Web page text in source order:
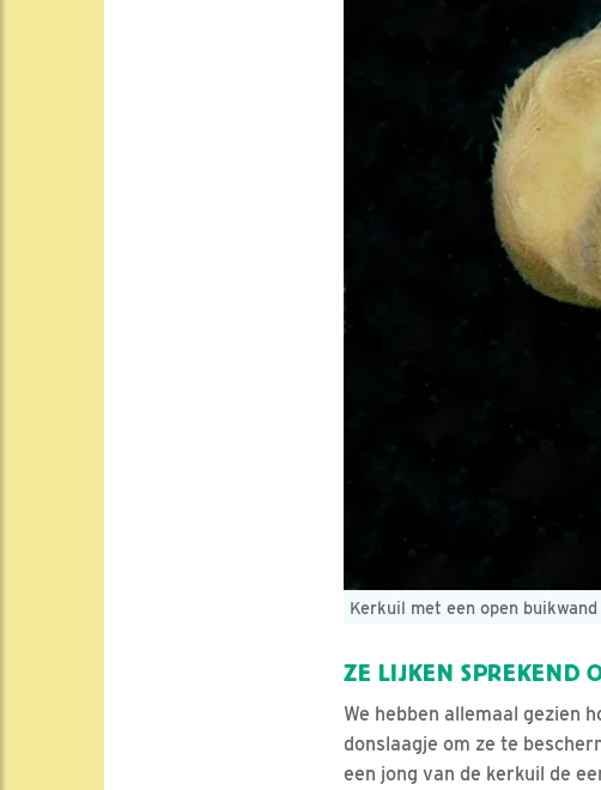
Kerkuil met een open
ZE LIJKEN SPREKEND
We hebben allemaal gezien
donslaagje om ze te
een jong van de kerkuil de